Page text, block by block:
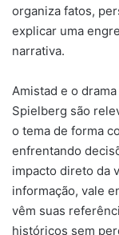
organiza fatos,
explicar uma
narrativa.
Amistad e o
Spielberg são
o tema de forma
enfrentando
impacto direto da
informação, vale
vêm suas
históricos sem